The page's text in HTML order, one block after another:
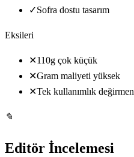
✓Sofra dostu tasarım
Eksileri
✕110g çok küçük
✕Gram maliyeti yüksek
✕Tek kullanımlık değirmen
✎
Editör İncelemesi